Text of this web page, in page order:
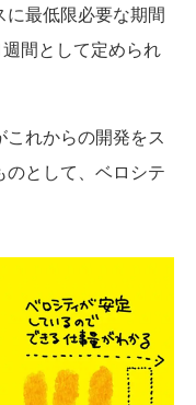
最低限必要な期間
間として定められ
れからの開発をス
として、ベロシテ